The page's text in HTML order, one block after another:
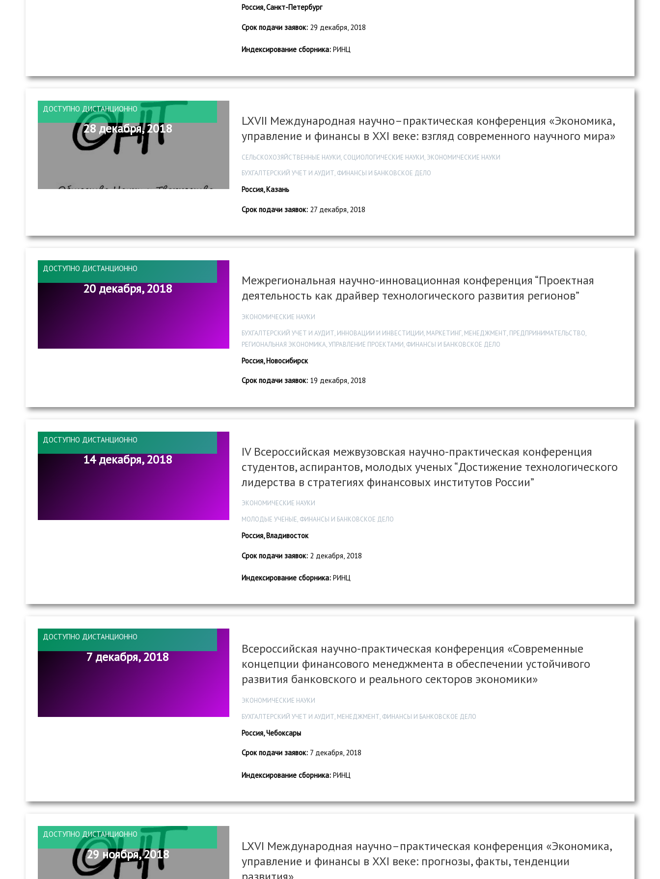
Россия, Санкт-Петербург
Срок подачи заявок: 29 декабря, 2018
Индексирование сборника: РИНЦ
ДОСТУПНО ДИСТАНЦИОННО
28 декабря, 2018
LXVII Международная научно–практическая конференция «Экономика,
управление и финансы в XXI веке: взгляд современного научного мира»
СЕЛЬСКОХОЗЯЙСТВЕННЫЕ НАУКИ, СОЦИОЛОГИЧЕСКИЕ НАУКИ, ЭКОНОМИЧЕСКИЕ НАУКИ
БУХГАЛТЕРСКИЙ УЧЕТ И АУДИТ, ФИНАНСЫ И БАНКОВСКОЕ ДЕЛО
Россия, Казань
Срок подачи заявок: 27 декабря, 2018
ДОСТУПНО ДИСТАНЦИОННО
20 декабря, 2018
Межрегиональная научно-инновационная конференция “Проектная
деятельность как драйвер технологического развития регионов”
ЭКОНОМИЧЕСКИЕ НАУКИ
БУХГАЛТЕРСКИЙ УЧЕТ И АУДИТ, ИННОВАЦИИ И ИНВЕСТИЦИИ, МАРКЕТИНГ, МЕНЕДЖМЕНТ, ПРЕДПРИНИМАТЕЛЬСТВО,
РЕГИОНАЛЬНАЯ ЭКОНОМИКА, УПРАВЛЕНИЕ ПРОЕКТАМИ, ФИНАНСЫ И БАНКОВСКОЕ ДЕЛО
Россия, Новосибирск
Срок подачи заявок: 19 декабря, 2018
ДОСТУПНО ДИСТАНЦИОННО
14 декабря, 2018
IV Всероссийская межвузовская научно-практическая конференция
студентов, аспирантов, молодых ученых “Достижение технологического
лидерства в стратегиях финансовых институтов России”
ЭКОНОМИЧЕСКИЕ НАУКИ
МОЛОДЫЕ УЧЕНЫЕ, ФИНАНСЫ И БАНКОВСКОЕ ДЕЛО
Россия, Владивосток
Срок подачи заявок: 2 декабря, 2018
Индексирование сборника: РИНЦ
ДОСТУПНО ДИСТАНЦИОННО
7 декабря, 2018
Всероссийская научно-практическая конференция «Современные
концепции финансового менеджмента в обеспечении устойчивого
развития банковского и реального секторов экономики»
ЭКОНОМИЧЕСКИЕ НАУКИ
БУХГАЛТЕРСКИЙ УЧЕТ И АУДИТ, МЕНЕДЖМЕНТ, ФИНАНСЫ И БАНКОВСКОЕ ДЕЛО
Россия, Чебоксары
Срок подачи заявок: 7 декабря, 2018
Индексирование сборника: РИНЦ
ДОСТУПНО ДИСТАНЦИОННО
29 ноября, 2018
LXVI Международная научно–практическая конференция «Экономика,
управление и финансы в XXI веке: прогнозы, факты, тенденции